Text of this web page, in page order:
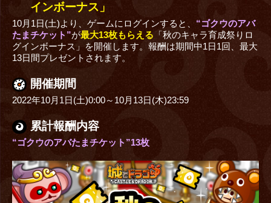
インボーナス」
10月1日(土)より、ゲームにログインすると、 “ゴクウのアバ
たまチケット”が最大13枚もらえる 「秋のキャラ育成祭りロ
グインボーナス」を開催します。報酬は期間中1日1回、最大
13日間プレゼントされます。
開催期間
2022年10月1日(土)0:00～10月13日(木)23:59
累計報酬内容
“ゴクウのアバたまチケット”13枚